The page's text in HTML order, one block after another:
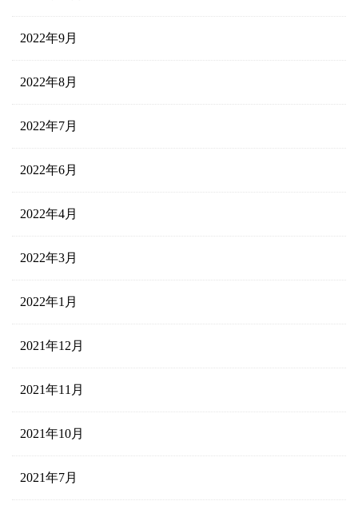
2022年9月
2022年8月
2022年7月
2022年6月
2022年4月
2022年3月
2022年1月
2021年12月
2021年11月
2021年10月
2021年7月